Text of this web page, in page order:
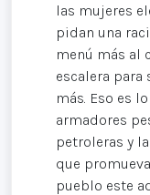
las mujeres
pidan una
menú más al
escalera para
más. Eso es
armadores
petroleras y
que promueva
pueblo este